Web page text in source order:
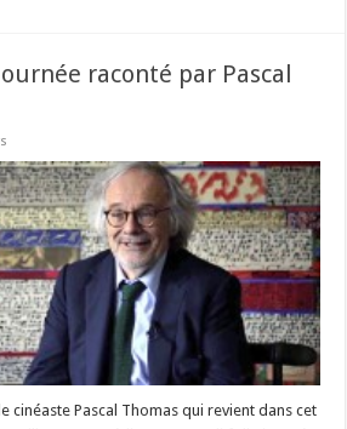
raconté par Pascal
cinéaste Pascal Thomas qui revient dans cet